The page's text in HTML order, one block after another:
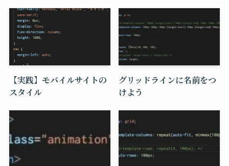
【実践】モバイルサイトの
スタイル
グリッドラインに名前をつ
けよう